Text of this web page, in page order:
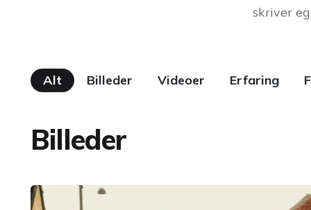
skriver
Alt Billeder Videoer Erfaring
Billeder